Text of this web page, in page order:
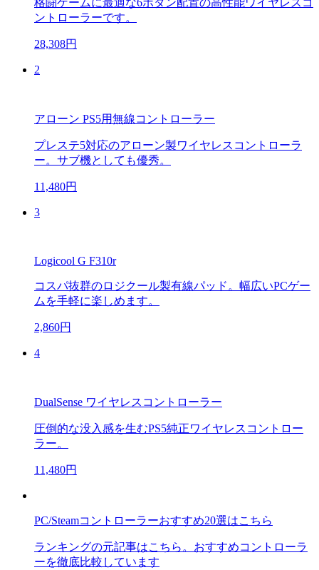
格闘ゲームに最適な6ボタン配置の高性能ワイヤレスコ
ントローラーです。
28,308円
2
アローン PS5用無線コントローラー
プレステ5対応のアローン製ワイヤレスコントローラ
ー。サブ機としても優秀。
11,480円
3
Logicool G F310r
コスパ抜群のロジクール製有線パッド。幅広いPCゲー
ムを手軽に楽しめます。
2,860円
4
DualSense ワイヤレスコントローラー
圧倒的な没入感を生むPS5純正ワイヤレスコントロー
ラー。
11,480円
PC/Steamコントローラーおすすめ20選はこちら
ランキングの元記事はこちら。おすすめコントローラ
ーを徹底比較しています